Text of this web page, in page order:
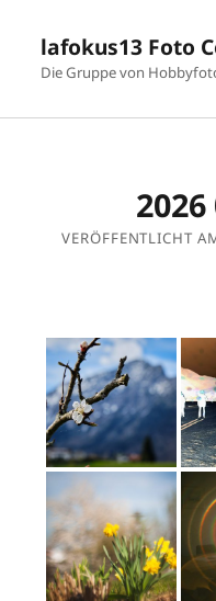
lafokus13 Foto
Die Gruppe von
VERÖFFENTLICHT